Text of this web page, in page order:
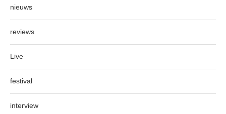
nieuws
reviews
Live
festival
interview